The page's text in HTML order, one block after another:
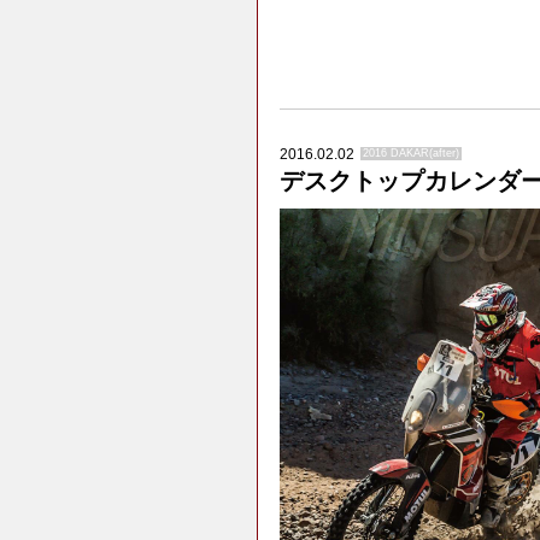
2016.02.02 2016 DAKAR(after)
デスクトップカレンダ